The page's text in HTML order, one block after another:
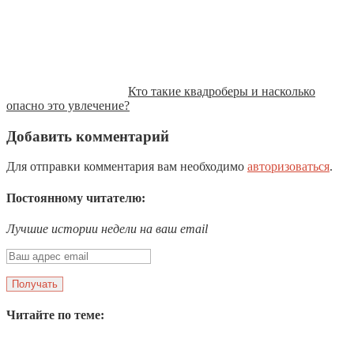
Кто такие квадроберы и насколько
опасно это увлечение?
Добавить комментарий
Для отправки комментария вам необходимо авторизоваться.
Постоянному читателю:
Лучшие истории недели на ваш email
Читайте по теме: